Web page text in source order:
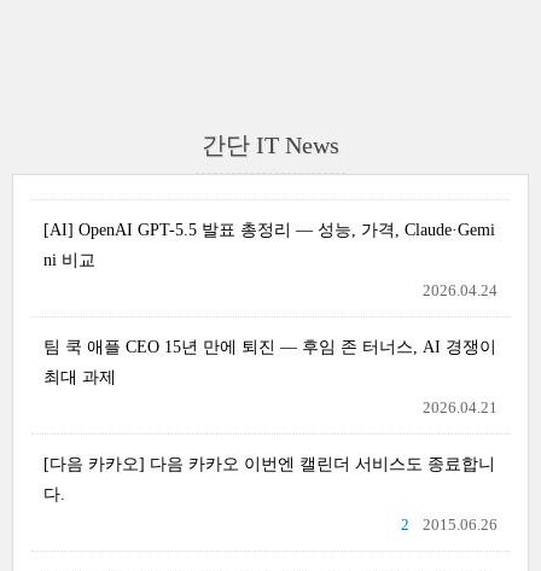
간단 IT News
[AI] OpenAI GPT-5.5 발표 총정리 — 성능, 가격, Claude·Gemi
ni 비교
2026.04.24
팀 쿡 애플 CEO 15년 만에 퇴진 — 후임 존 터너스, AI 경쟁이
최대 과제
2026.04.21
[다음 카카오] 다음 카카오 이번엔 캘린더 서비스도 종료합니
다.
2015.06.26
2